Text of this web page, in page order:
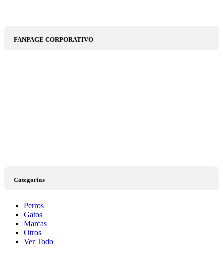
FANPAGE CORPORATIVO
Categorías
Perros
Gatos
Marcas
Otros
Ver Todo